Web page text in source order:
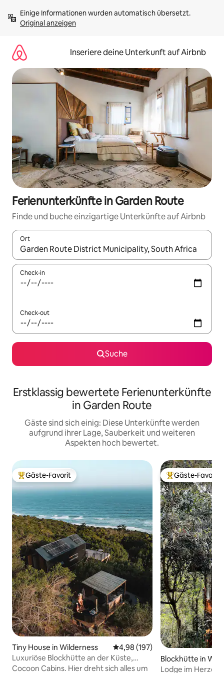
Inhalten
springenOriginal anzeigen
Inseriere deine Unterkunft auf Airbnb
Ferienunterkünfte in Garden Route
Finde und buche einzigartige Unterkünfte auf Airbnb
Ort
Wenn Ergebnisse verfügbar sind, navigiere mit den
Check-in
Check-out
Suche
Erstklassig bewertete Ferienunterkünfte
in Garden Route
Gäste sind sich einig: Diese Unterkünfte werden
aufgrund ihrer Lage, Sauberkeit und weiteren
Aspekten hoch bewertet.
Beliebter Gäste-Favorit.
Gäste-Favorit
Tiny House in Wilderness Durchschnittliche Bewertung:
4,98 (197)
Luxuriöse Blockhütte an der Küste,
Wildnis
Cocoon Cabins. Hier dreht sich alles um
Beliebter Gäste-
Gäste-Favorit
Blockhütte in
Lodge im Herzen